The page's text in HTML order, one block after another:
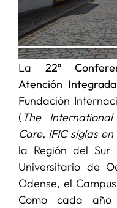
La 22ª
Atención Integrada
Fundación
(The
Care, IFIC siglas
la Región del
Universitario de
Odense, el
Como cada año